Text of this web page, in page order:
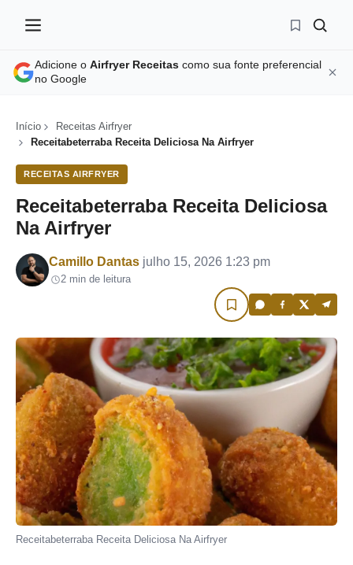
Adicione o Airfryer Receitas como sua fonte preferencial
no Google
Início
Receitas Airfryer
Receitabeterraba Receita Deliciosa Na Airfryer
RECEITAS AIRFRYER
Receitabeterraba Receita Deliciosa
Na Airfryer
Por
Camillo Dantas julho 15, 2026 1:23 pm
2 min de leitura
Receitabeterraba Receita Deliciosa Na Airfryer